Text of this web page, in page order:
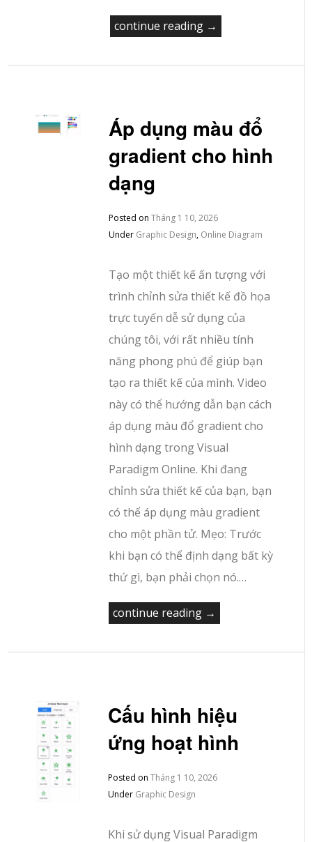
continue reading →
Áp dụng màu đổ
gradient cho hình
dạng
Posted on Tháng 1 10, 2026
Under Graphic Design, Online Diagram
Tạo một thiết kế ấn tượng với
trình chỉnh sửa thiết kế đồ họa
trực tuyến dễ sử dụng của
chúng tôi, với rất nhiều tính
năng phong phú để giúp bạn
tạo ra thiết kế của mình. Video
này có thể hướng dẫn bạn cách
áp dụng màu đổ gradient cho
hình dạng trong Visual
Paradigm Online. Khi đang
chỉnh sửa thiết kế của bạn, bạn
có thể áp dụng màu gradient
cho một phần tử. Mẹo: Trước
khi bạn có thể định dạng bất kỳ
thứ gì, bạn phải chọn nó.…
continue reading →
Cấu hình hiệu
ứng hoạt hình
Posted on Tháng 1 10, 2026
Under Graphic Design
Khi sử dụng Visual Paradigm